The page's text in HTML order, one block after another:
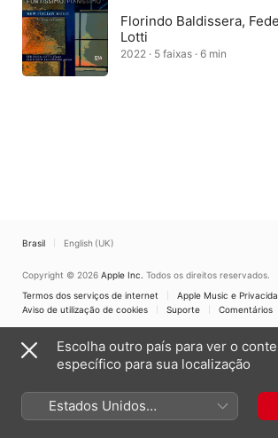
Florindo Baldissera,
Lotti
2022 · 5 faixas · 6 min
Brasil English (UK)
Copyright © 2026 Apple Inc. Todos os direitos reservados.
Termos dos serviços de internet
Apple Music e
Aviso de utilização de cookies
Suporte Comentários
Escolha outro país para ver o
específico para sua localização
Estados Unidos
(Português Brasil)